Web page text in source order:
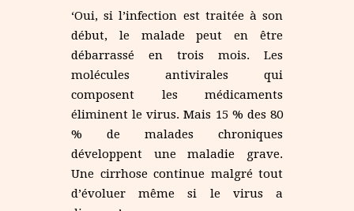
‘Oui, si l’infection est traitée à son
début, le malade peut en être
débarrassé en trois mois. Les
molécules antivirales qui
composent les médicaments
éliminent le virus. Mais 15 % des 80
% de malades chroniques
développent une maladie grave.
Une cirrhose continue malgré tout
d’évoluer même si le virus a